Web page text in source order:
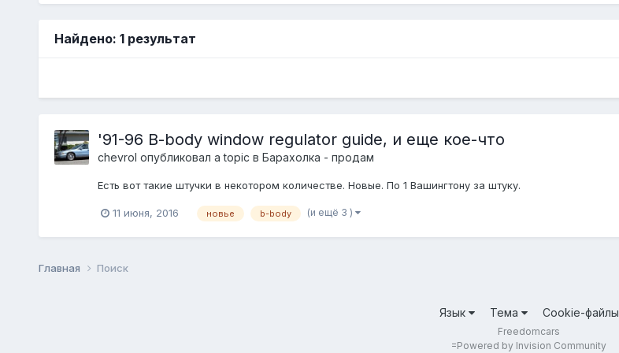
Найдено: 1 результат
'91-96 B-body window regulator guide, и еще кое-что
chevrol опубликовал a topic в Барахолка - продам
Еcть вот такие штучки в некотором количеcтве. Новые. По 1 Вашингтону за штуку.
11 июня, 2016 новье b-body (и ещё 3 )
Главная Поиск
Язык Тема Cookie-файлы
Freedomcars
=Powered by Invision Community